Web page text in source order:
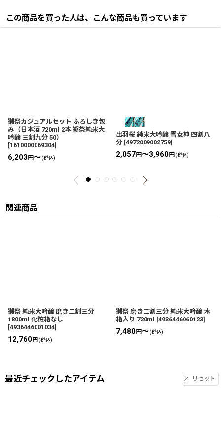
この商品を買った人は、こんな商品も買っています
獺祭カジュアルセット ふろしき包
み（日本酒 720ml 2本 獺祭純米大
吟醸 三割九分 50）
[1610000069304]
6,203 円～(税込)
出羽桜 純米大吟醸 雪女神 四割八
分 [4972009002759]
2,057円～3,960円 (税込)
関連商品
獺祭 純米大吟醸 磨き二割三分
1800ml 化粧箱なし
[4936446001034]
12,760円 (税込)
獺祭 磨き二割三分 純米大吟醸 木
箱入り 720ml
[4936446060123]
7,480円～(税込)
最近チェックしたアイテム リセット